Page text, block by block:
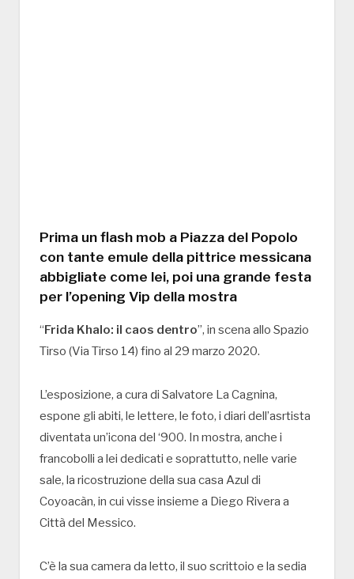
Prima un flash mob a Piazza del Popolo
con tante emule della pittrice messicana
abbigliate come lei, poi una grande festa
per l’opening Vip della mostra
“Frida Khalo: il caos dentro”, in scena allo Spazio
Tirso (Via Tirso 14) fino al 29 marzo 2020.
L’esposizione, a cura di Salvatore La Cagnina,
espone gli abiti, le lettere, le foto, i diari dell’asrtista
diventata un’icona del ‘900. In mostra, anche i
francobolli a lei dedicati e soprattutto, nelle varie
sale, la ricostruzione della sua casa Azul di
Coyoacàn, in cui visse insieme a Diego Rivera a
Città del Messico.
C’è la sua camera da letto, il suo scrittoio e la sedia